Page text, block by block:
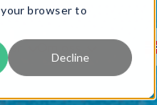
browser to
Decline